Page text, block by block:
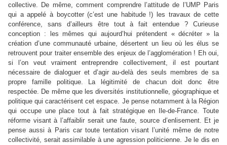
collective. De même, comment comprendre l’attitude de l’UMP Paris
qui a appelé à boycotter (c’est une habitude !) les travaux de cette
conférence, sans d’ailleurs être tout à fait entendue ? Curieuse
conception : les mêmes qui aujourd’hui prétendent « décréter » la
création d’une communauté urbaine, désertent un lieu où les élus se
retrouvent pour traiter ensemble des enjeux de l’agglomération ! Eh oui,
si l’on veut vraiment entreprendre collectivement, il est pourtant
nécessaire de dialoguer et d’agir au-delà des seuls membres de sa
propre famille politique. La légitimité de chacun doit donc être
respectée. De même que les diversités institutionnelle, géographique et
politique qui caractérisent cet espace. Je pense notamment à la Région
qui occupe une place tout à fait stratégique en Ile-de-France. Toute
réforme visant à l’affaiblir serait une faute, source d’enlisement. Et je
pense aussi à Paris car toute tentation visant l’unité même de notre
collectivité, serait assimilable à une agression politicienne. Je le dis en